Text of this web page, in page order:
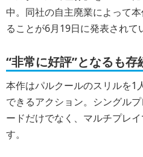
中。同社の自主廃業によって
ることが6月19日に発表されて
“非常に好評”となるも存
本作はパルクールのスリルを1
できるアクション。シングル
ードだけでなく、マルチプレ
す。